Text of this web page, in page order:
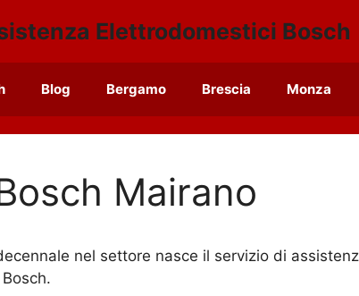
Elettrodomestici Bosch
Blog Bergamo Brescia Monza
Mairano
nel settore nasce il servizio di